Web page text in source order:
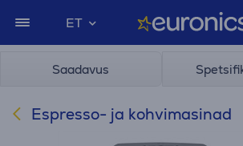
ET
Saadavus
Espresso- ja kohvimasinad